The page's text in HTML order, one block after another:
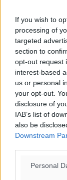
If you wish to
processing of
targeted
section to
opt-out request
interest-based
us or personal
your opt-out.
disclosure of
IAB’s list of
also be
Downstream
Personal
Γιάννης